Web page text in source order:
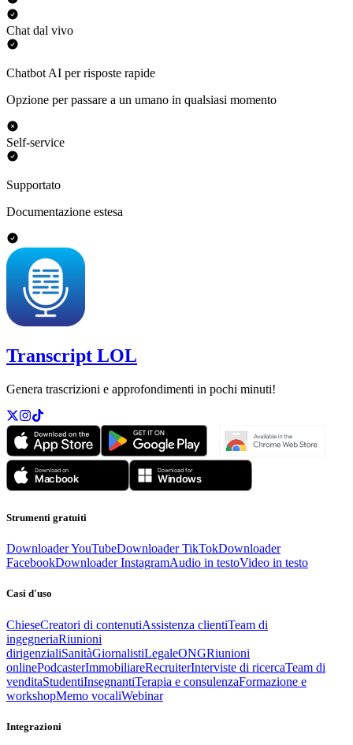
Chat dal vivo
Chatbot AI per risposte rapide
Opzione per passare a un umano in qualsiasi momento
Self-service
Supportato
Documentazione estesa
Transcript LOL
Genera trascrizioni e approfondimenti in pochi minuti!
Strumenti gratuiti
Downloader YouTubeDownloader TikTokDownloader
FacebookDownloader InstagramAudio in testoVideo in testo
Casi d'uso
ChieseCreatori di contenutiAssistenza clientiTeam di
ingegneriaRiunioni
dirigenzialiSanitàGiornalistiLegaleONGRiunioni
onlinePodcasterImmobiliareRecruiterInterviste di ricercaTeam di
venditaStudentiInsegnantiTerapia e consulenzaFormazione e
workshopMemo vocaliWebinar
Integrazioni